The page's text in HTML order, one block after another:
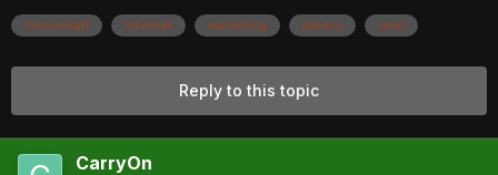
comunitati internet marketing pentru unei
Reply to this topic
CarryOn